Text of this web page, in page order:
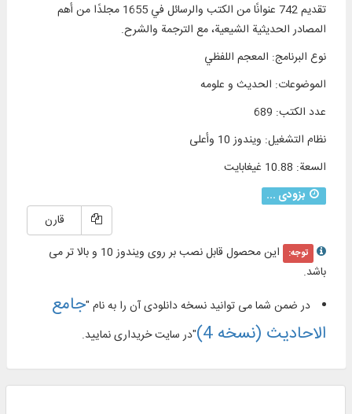
تقديم 742 عنوانًا من الكتب والرسائل في 1655 مجلدًا من أهم
المصادر الحديثية الشيعية، مع الترجمة والشرح.
نوع البرنامج: المعجم اللفظي
الموضوعات: الحديث و علومه
عدد الكتب:
689
نظام التشغیل: ويندوز 10 وأعلی
السعة: 10.88 غيغابايت
بزودی ...
قارن
توجه:
این محصول قابل نصب بر روی ویندوز 10 و بالا تر می
باشد.
در ضمن شما می توانید نسخه دانلودی آن را به نام "جامع
الاحادیث (نسخه 4)
"در سایت خریداری نمایید.